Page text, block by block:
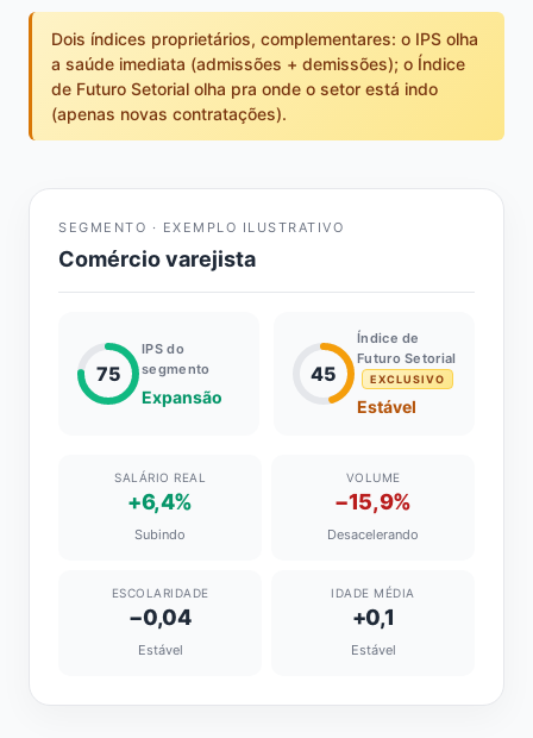
Dois índices proprietários, complementares: o IPS olha
a saúde imediata (admissões + demissões); o Índice
de Futuro Setorial olha pra onde o setor está indo
(apenas novas contratações).
SEGMENTO · EXEMPLO ILUSTRATIVO
Comércio varejista
75
IPS do
segmento
Expansão
45
Índice de
Futuro Setorial
EXCLUSIVO
Estável
SALÁRIO REAL
+6,4%
Subindo
VOLUME
−15,9%
Desacelerando
ESCOLARIDADE
−0,04
Estável
IDADE MÉDIA
+0,1
Estável